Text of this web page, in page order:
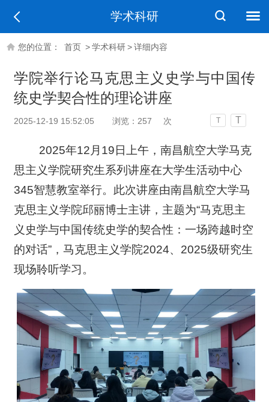
学术科研
您的位置： 首页 >学术科研>详细内容
学院举行论马克思主义史学与中国传
统史学契合性的理论讲座
2025-12-19 15:52:05 浏览： 257 次 T T
2025年12月19日上午，南昌航空大学马克
思主义学院研究生系列讲座在大学生活动中心
345智慧教室举行。此次讲座由南昌航空大学马
克思主义学院邱丽博士主讲，主题为“马克思主
义史学与中国传统史学的契合性：一场跨越时空
的对话”，马克思主义学院2024、2025级研究生
现场聆听学习。